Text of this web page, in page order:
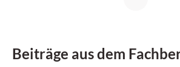
Beiträge aus dem